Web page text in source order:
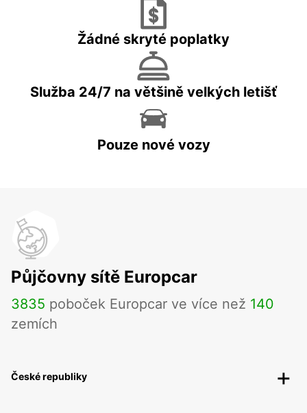
Žádné skryté poplatky
Služba 24/7 na většině velkých letišť
Pouze nové vozy
Půjčovny sítě Europcar
3835 poboček Europcar ve více než 140
zemích
České republiky